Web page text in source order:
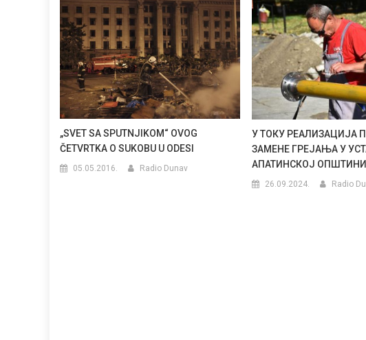
„SVET SA SPUTNJIKOM“ OVOG
ČETVRTKA O SUKOBU U ODESI
05.05.2016. Radio Dunav
У ТОКУ РЕАЛИЗАЦИЈА
ЗАМЕНЕ ГРЕЈАЊА У
АПАТИНСКОЈ ОПШТИНИ
26.09.2024. Radio